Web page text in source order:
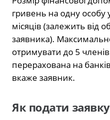
гривень на одну особу
місяців (залежить від
заявника).
отримувати до 5
перерахована на
вкаже заявник.
Як подати